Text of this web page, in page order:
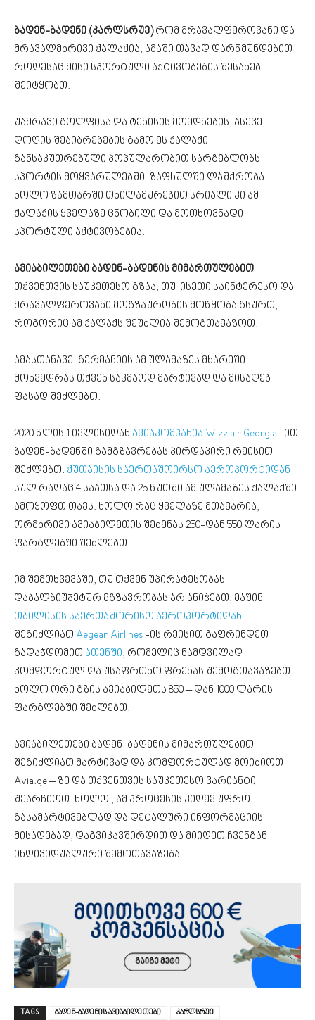
ბადენ-ბადენი (კარლსრუე)რომ მრავალფეროვანი და
მრავალმხრივი ქალაქია, ამაში თავად დარწმუნდებით
როდესაც მისი სპორტული აქტივობების შესახებ
შეიტყობთ.
უამრავი გოლფისა და ტენისის მოედნების, ასევე,
დოღის შეჯიბრებების გამო ეს ქალაქი
განსაკუთრებული პოპულარობით სარგებლობს
სპორტის მოყვარულებში. ზაფხულში ლაშქრობა,
ხოლო ზამთარში თხილამურებით სრიალი კი ამ
ქალაქის ყველაზე ცნობილი და მოთხოვნადი
სპორტული აქტივობებია.
ავიაბილეთები ბადენ-ბადენის მიმართულებით
თქვენთვის საუკეთესო გზაა, თუ ისეთი საინტერესო და
მრავალფეროვანი მოგზაურობის მოწყობა გსურთ,
როგორიც ამ ქალაქს შეუძლია შემოგთავაზოთ.
ამასთანავე, გერმანიის ამ ულამაზეს მხარეში
მოხვედრას თქვენ საკმაოდ მარტივად და მისაღებ
ფასად შეძლებთ.
2020 წლის 1 ივლისიდან ავიაკომპანია Wizz air Georgia -ით
ბადენ-ბადენში გამგზავრებას პირდაპირი რეისით
შეძლებთ. ქუთაისის საერთაშოირსო აეროპორტიდან
სულ რაღაც 4 საათსა და 25 წუთში ამ ულამაზეს ქალაქში
ამოყოფთ თავს. ხოლო რაც ყველაზე მთავარია,
ორმხრივი ავიაბილეთის შეძენას 250-დან 550 ლარის
ფარგლებში შეძლებთ.
იმ შემთხვევაში, თუ თქვენ უპირატესობას
დაბალბიუჯეტურ მგზავრობას არ ანიჭებთ, მაშინ
თბილისის საერთაშორისო აეროპორტიდან
შეგიძლიათ Aegean Airlines -ის რეისით გაფრინდეთ
გადაჯდომით ათენში, რომელიც ნამდვილად
კომფორტულ და უსაფრთხო ფრენას შემოგთავაზებთ,
ხოლო ორი გზის ავიაბილეთს 850 – დან 1000 ლარის
ფარგლებში შეძლებთ.
ავიაბილეთები ბადენ-ბადენის მიმართულებით
შეგიძლიათ მარტივად და კომფორტულად მოიძიოთ
Avia.ge – ზე და თქვენთვის საუკეთესო ვარიანტი
შეარჩიოთ. ხოლო , ამ პროცესის კიდევ უფრო
გასამარტივებლად და დეტალური ინფორმაციის
მისაღებად, დაგვიკავშირდით და მიიღეთ ჩვენგან
ინდივიდუალური შემოთავაზება.
TAGS ბადენ-ბადენის ავიაბილეთები
კარლსრუე